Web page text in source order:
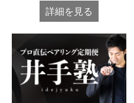
詳細を見る